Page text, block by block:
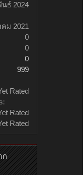
ธ์ 2024
ม 2021
0
0
0
999
Rated
Rated
Rated
ก